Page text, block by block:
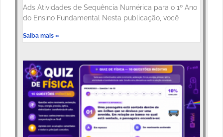
Ads Atividades de Sequência Numérica para o 1º Ano
do Ensino Fundamental Nesta publicação, você
Saiba mais »